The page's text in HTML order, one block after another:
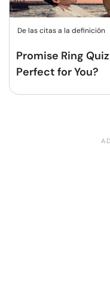
De las citas a la definición
Promise Ring
Perfect for You?